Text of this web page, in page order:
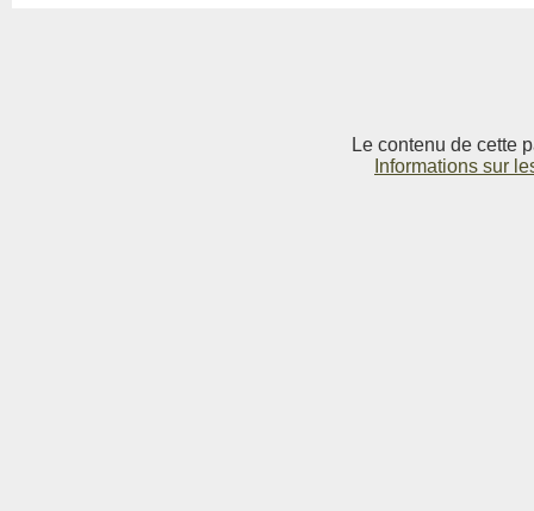
Le contenu de cette
Informations sur